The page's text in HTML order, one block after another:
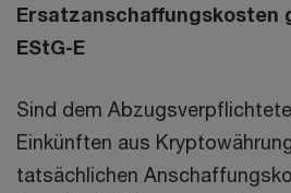
Ersatzanschaffungskosten
EStG-E
Sind dem
Einkünften aus
tatsächlichen